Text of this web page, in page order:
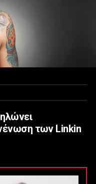
των Linkin